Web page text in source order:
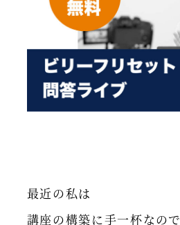
最近の私は
講座の構築に手一杯なので